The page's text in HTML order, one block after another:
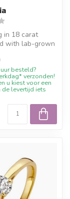
in 18 carat
with lab-grown
besteld?
verzonden!
u kiest voor een
de levertijd iets